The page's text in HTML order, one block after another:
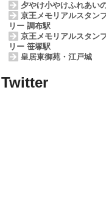
夕やけ小やけふれあい
京王メモリアルスタン
リー 調布駅
京王メモリアルスタン
リー 笹塚駅
皇居東御苑・江戸城
Twitter